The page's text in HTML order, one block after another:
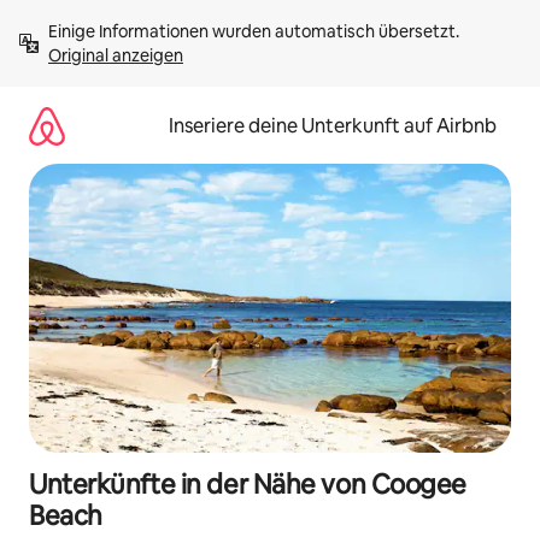
Inhalten
springenOriginal anzeigen
Inseriere deine Unterkunft auf Airbnb
Unterkünfte in der Nähe von Coogee
Beach